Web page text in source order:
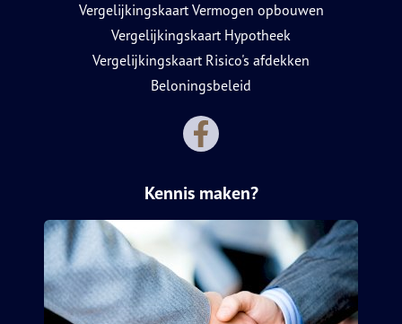
Vergelijkingskaart Vermogen opbouwen
Vergelijkingskaart Hypotheek
Vergelijkingskaart Risico's afdekken
Beloningsbeleid
Kennis maken?